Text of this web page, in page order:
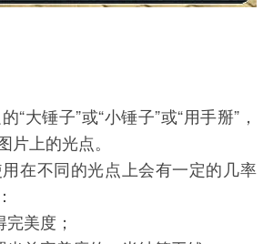
大锤子”或“小锤子”或“用手掰”，
上的光点。
在不同的光点上会有一定的几率
美度；